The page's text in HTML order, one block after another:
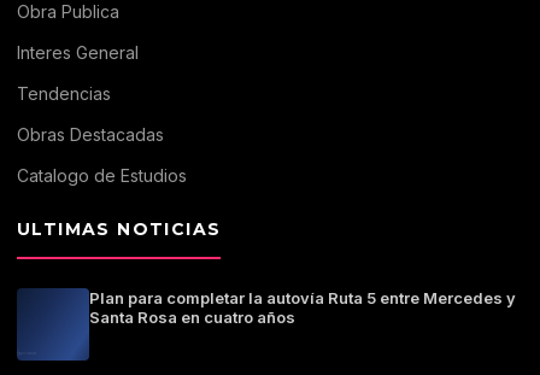
Obra Publica
Interes General
Tendencias
Obras Destacadas
Catalogo de Estudios
ULTIMAS NOTICIAS
Plan para completar la autovía Ruta 5 entre Mercedes y
Santa Rosa en cuatro años